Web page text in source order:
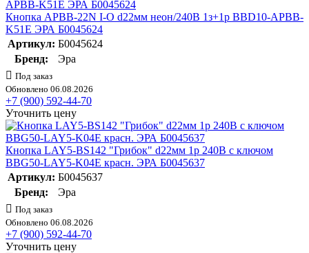
Кнопка APBB-22N I-O d22мм неон/240В 1з+1р BBD10-APBB-
K51E ЭРА Б0045624
Артикул: Б0045624
Бренд:
Эра
Под заказ
Обновлено 06.08.2026
+7 (900) 592-44-70
Уточнить цену
Кнопка LAY5-BS142 "Грибок" d22мм 1р 240В с ключом
BBG50-LAY5-K04E красн. ЭРА Б0045637
Артикул: Б0045637
Бренд:
Эра
Под заказ
Обновлено 06.08.2026
+7 (900) 592-44-70
Уточнить цену